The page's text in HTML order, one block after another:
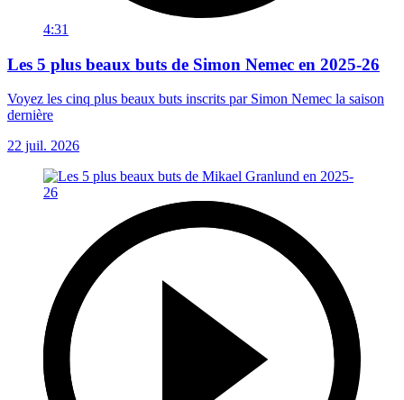
4:31
Les 5 plus beaux buts de Simon Nemec en 2025-26
Voyez les cinq plus beaux buts inscrits par Simon Nemec la saison
dernière
22 juil. 2026